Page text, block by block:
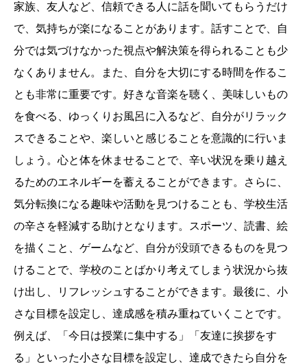
家族、友人など、信頼できる人に話を聞いてもらうだけ
で、気持ちが楽になることがあります。話すことで、自
分では気づけなかった視点や解決策を得られることも少
なくありません。また、自分を大切にする時間を作るこ
とも非常に重要です。好きな音楽を聴く、美味しいもの
を食べる、ゆっくりお風呂に入るなど、自分がリラック
スできることや、楽しいと感じることを意識的に行いま
しょう。心と体を休ませることで、辛い状況を乗り越え
るためのエネルギーを蓄えることができます。さらに、
気分転換になる趣味や活動を見つけることも、学校生活
の辛さを軽減する助けとなります。スポーツ、読書、絵
を描くこと、ゲームなど、自分が没頭できるものを見つ
けることで、学校のことばかり考えてしまう状況から抜
け出し、リフレッシュすることができます。最後に、小
さな目標を設定し、達成感を積み重ねていくことです。
例えば、「今日は授業に集中する」「友達に挨拶をす
る」といった小さな目標を設定し、達成できたら自分を